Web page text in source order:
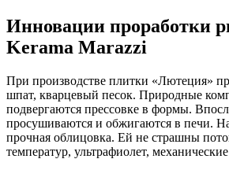
Инновации проработки
Kerama Marazzi
При производстве плитки «Лютеция»
шпат, кварцевый песок. Природные
подвергаются прессовке в формы.
просушиваются и обжигаются в печи.
прочная облицовка. Ей не страшны
температур, ультрафиолет,